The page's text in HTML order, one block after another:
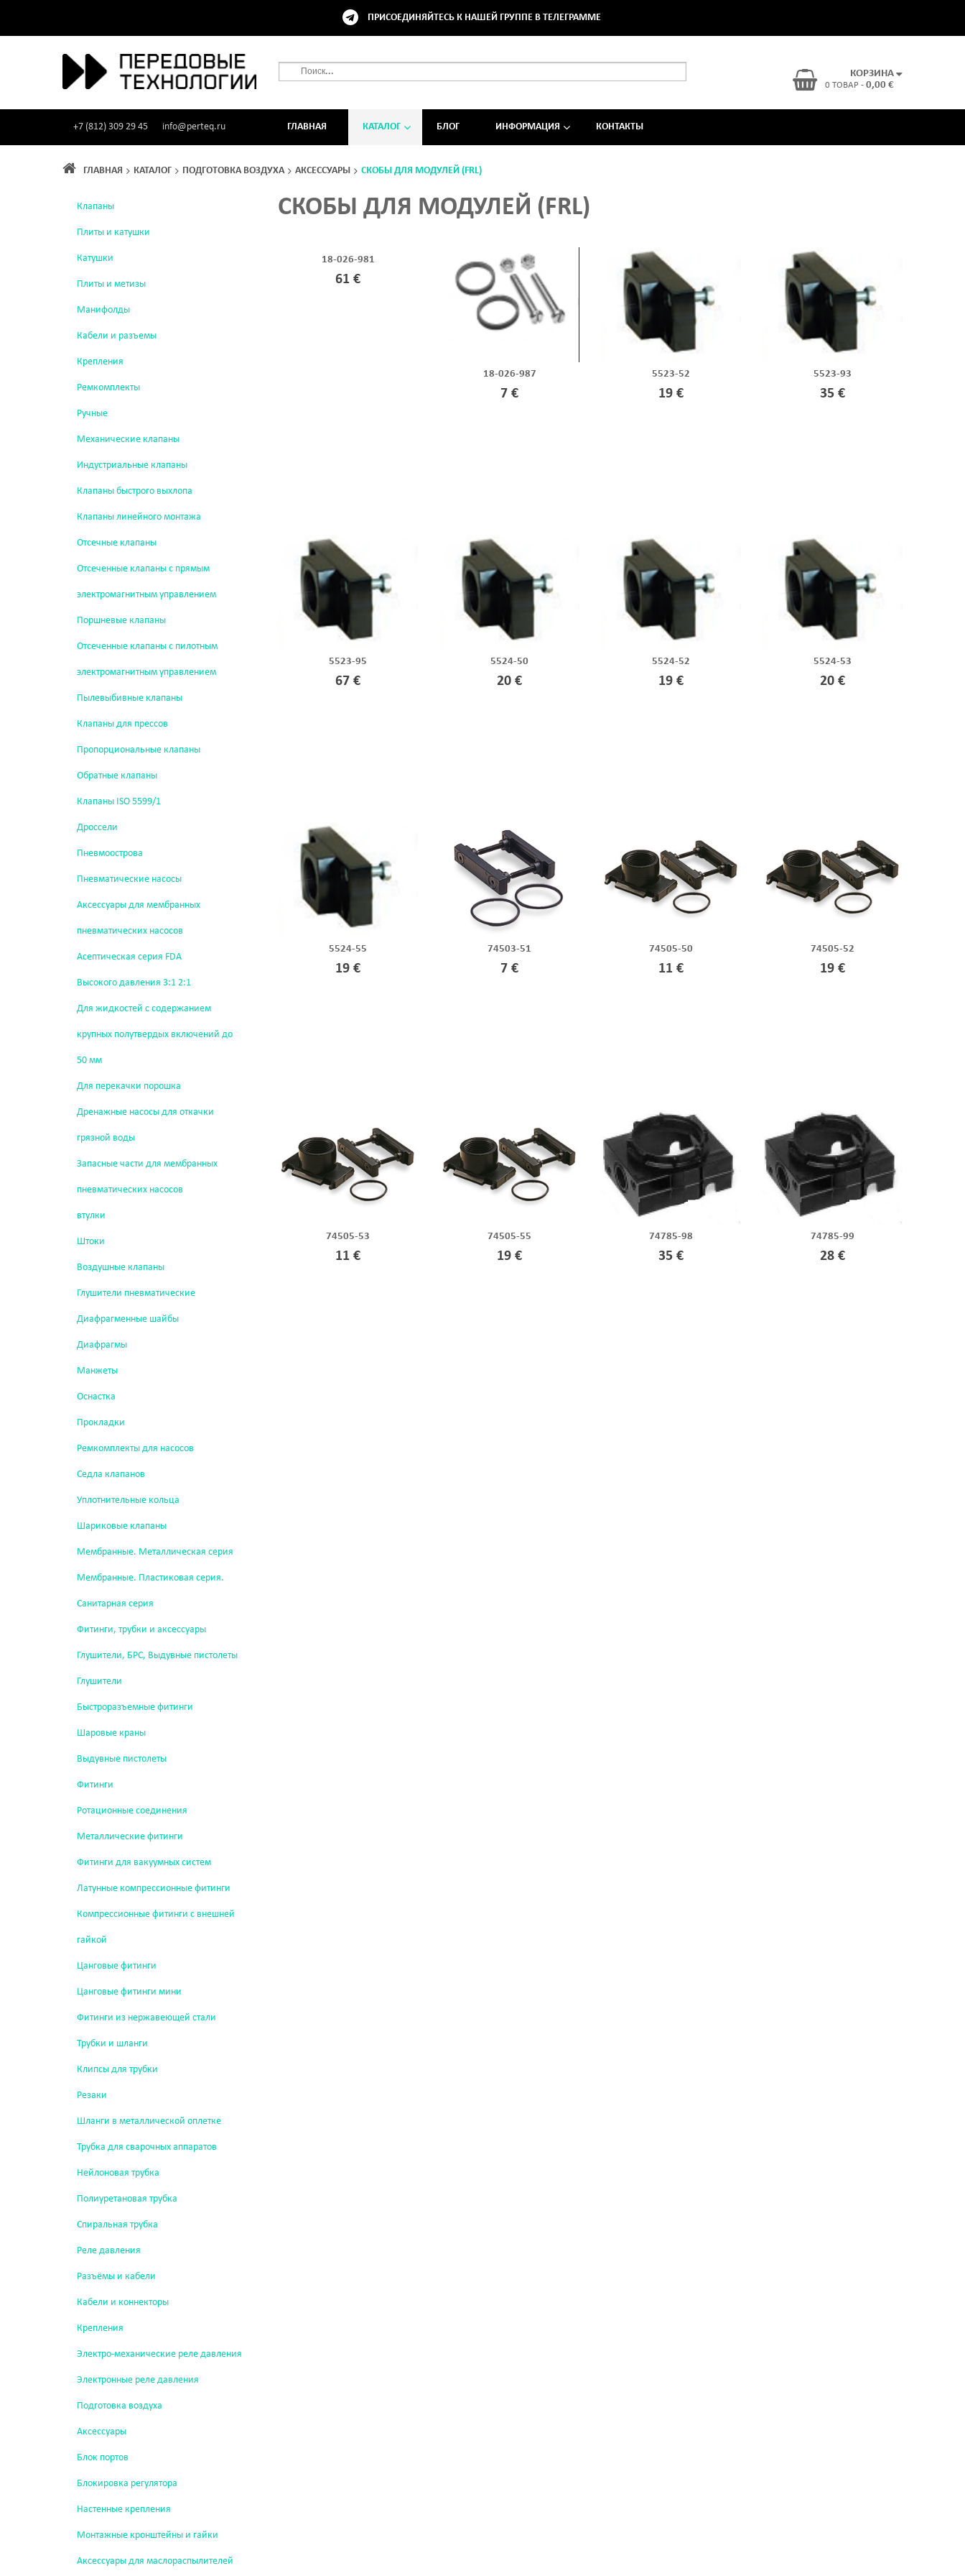
ПРИСОЕДИНЯЙТЕСЬ К НАШЕЙ ГРУППЕ В ТЕЛЕГРАММЕ
КОРЗИНА
0 ТОВАР - 0,00 €
+7 (812) 309 29 45 info@perteq.ru ГЛАВНАЯ КАТАЛОГ БЛОГ ИНФОРМАЦИЯ КОНТАКТЫ
ГЛАВНАЯ КАТАЛОГ ПОДГОТОВКА ВОЗДУХА АКСЕССУАРЫ СКОБЫ ДЛЯ МОДУЛЕЙ (FRL)
СКОБЫ ДЛЯ МОДУЛЕЙ (FRL)
18-026-981
61 €
18-026-987
7 €
5523-52
19 €
5523-93
35 €
5523-95
67 €
5524-50
20 €
5524-52
19 €
5524-53
20 €
5524-55
19 €
74503-51
7 €
74505-50
11 €
74505-52
19 €
74505-53
11 €
74505-55
19 €
74785-98
35 €
74785-99
28 €
Клапаны
Плиты и катушки
Катушки
Плиты и метизы
Манифолды
Кабели и разъемы
Крепления
Ремкомплекты
Ручные
Механические клапаны
Индустриальные клапаны
Клапаны быстрого выхлопа
Клапаны линейного монтажа
Отсечные клапаны
Отсеченные клапаны с прямым
электромагнитным управлением
Поршневые клапаны
Отсеченные клапаны с пилотным
электромагнитным управлением
Пылевыбивные клапаны
Клапаны для прессов
Пропорциональные клапаны
Обратные клапаны
Клапаны ISO 5599/1
Дроссели
Пневмоострова
Пневматические насосы
Аксессуары для мембранных
пневматических насосов
Асептическая серия FDA
Высокого давления 3:1 2:1
Для жидкостей с содержанием
крупных полутвердых включений до
50 мм
Для перекачки порошка
Дренажные насосы для откачки
грязной воды
Запасные части для мембранных
пневматических насосов
втулки
Штоки
Воздушные клапаны
Глушители пневматические
Диафрагменные шайбы
Диафрагмы
Манжеты
Оснастка
Прокладки
Ремкомплекты для насосов
Седла клапанов
Уплотнительные кольца
Шариковые клапаны
Мембранные. Металлическая серия
Мембранные. Пластиковая серия.
Санитарная серия
Фитинги, трубки и аксессуары
Глушители, БРС, Выдувные пистолеты
Глушители
Быстроразъемные фитинги
Шаровые краны
Выдувные пистолеты
Фитинги
Ротационные соединения
Металлические фитинги
Фитинги для вакуумных систем
Латунные компрессионные фитинги
Компрессионные фитинги с внешней
гайкой
Цанговые фитинги
Цанговые фитинги мини
Фитинги из нержавеющей стали
Трубки и шланги
Клипсы для трубки
Резаки
Шланги в металлической оплетке
Трубка для сварочных аппаратов
Нейлоновая трубка
Полиуретановая трубка
Спиральная трубка
Реле давления
Разъёмы и кабели
Кабели и коннекторы
Крепления
Электро-механические реле давления
Электронные реле давления
Подготовка воздуха
Аксессуары
Блок портов
Блокировка регулятора
Настенные крепления
Монтажные кронштейны и гайки
Аксессуары для маслораспылителей